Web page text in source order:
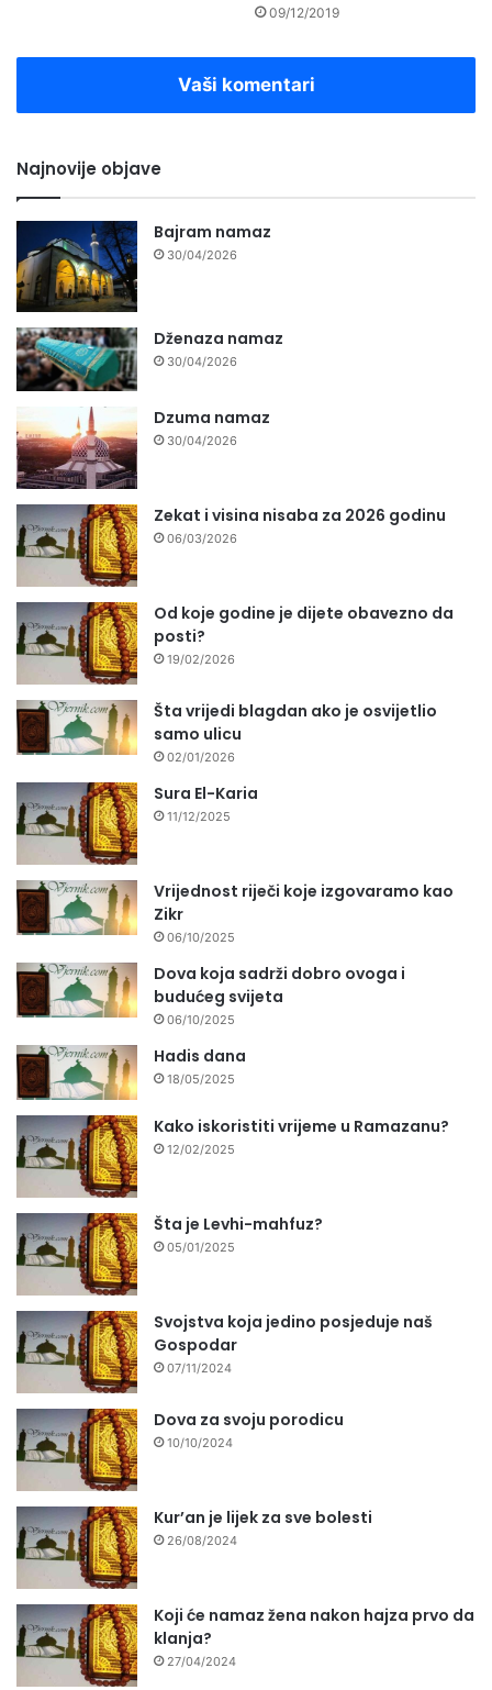
09/12/2019
Vaši komentari
Najnovije objave
Bajram namaz
30/04/2026
Dženaza namaz
30/04/2026
Dzuma namaz
30/04/2026
Zekat i visina nisaba za 2026 godinu
06/03/2026
Od koje godine je dijete obavezno da
posti?
19/02/2026
Šta vrijedi blagdan ako je osvijetlio
samo ulicu
02/01/2026
Sura El-Karia
11/12/2025
Vrijednost riječi koje izgovaramo kao
Zikr
06/10/2025
Dova koja sadrži dobro ovoga i
budućeg svijeta
06/10/2025
Hadis dana
18/05/2025
Kako iskoristiti vrijeme u Ramazanu?
12/02/2025
Šta je Levhi-mahfuz?
05/01/2025
Svojstva koja jedino posjeduje naš
Gospodar
07/11/2024
Dova za svoju porodicu
10/10/2024
Kur’an je lijek za sve bolesti
26/08/2024
Koji će namaz žena nakon hajza prvo da
klanja?
27/04/2024